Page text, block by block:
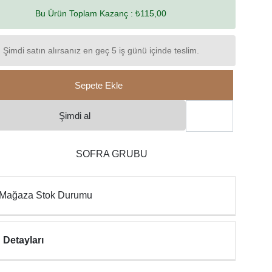
Bu Ürün Toplam Kazanç : ₺115,00
Şimdi satın alırsanız en geç 5 iş günü içinde teslim.
Sepete Ekle
Şimdi al
SOFRA GRUBU
Stok Durumu